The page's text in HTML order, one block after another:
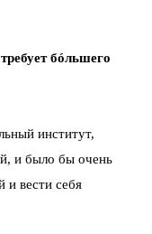
бóльшего
институт,
и было бы очень
и вести себя